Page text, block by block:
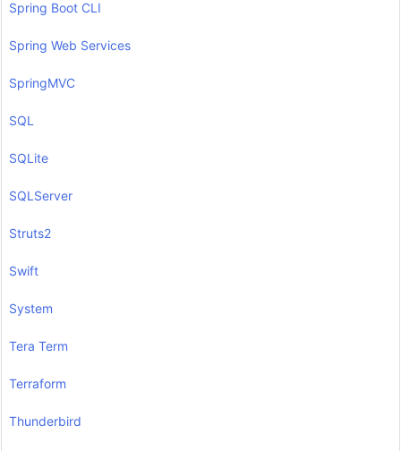
Spring Boot CLI
Spring Web Services
SpringMVC
SQL
SQLite
SQLServer
Struts2
Swift
System
Tera Term
Terraform
Thunderbird